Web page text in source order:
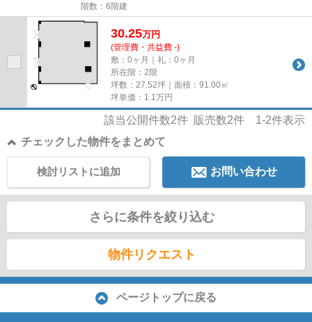
階数：6階建
30.25万円
(管理費・共益費 -)
敷：0ヶ月｜礼：0ヶ月
所在階：2階
坪数：27.52坪｜面積：91.00㎡
坪単価： 1.1万円
該当公開件数2件 販売数2件 1-2件表示
チェックした物件をまとめて
お問い合わせ
検討リストに追加
さらに条件を絞り込む
物件リクエスト
ページトップに戻る